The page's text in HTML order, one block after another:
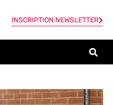
INSCRIPTION NEWSLETTER